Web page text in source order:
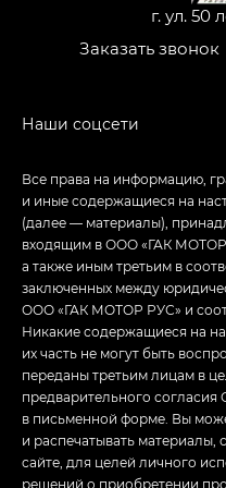
Empow — Эмпау
г. ул. 50
Заказать звонок
Все права на информацию,
и иные содержащиеся на
(далее — материалы),
входящим в ООО «ГАК МОТОР
а также иным третьим в
заключенных между
ООО «ГАК МОТОР РУС» и
Никакие содержащиеся на
их часть не могут быть
переданы третьим лицам в
предварительного
в письменной форме. Вы
и распечатывать
сайте, для целей личного
решений о приобретении